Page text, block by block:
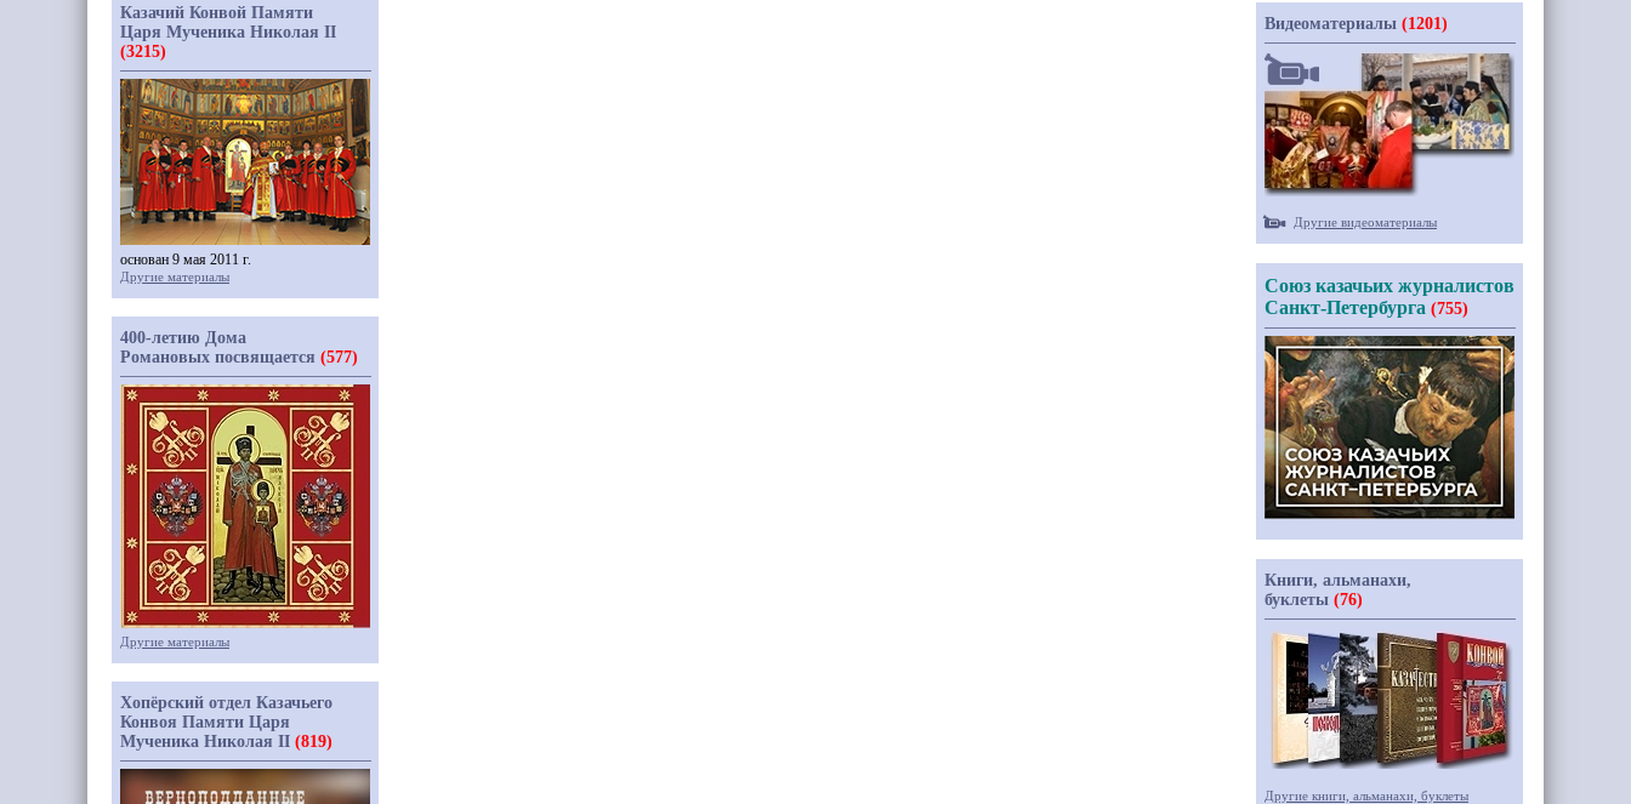
Казачий Конвой Памяти
Царя Мученика Николая II
(3215)
основан 9 мая 2011 г.
Другие материалы
400-летию Дома
Романовых посвящается (577)
Другие материалы
Хопёрский отдел Казачьего
Конвоя Памяти Царя
Мученика Николая II (819)
Видеоматериалы (1201)
Другие видеоматериалы
Союз казачьих журналистов
Санкт-Петербурга (755)
Книги, альманахи,
буклеты (76)
Другие книги, альманахи, буклеты